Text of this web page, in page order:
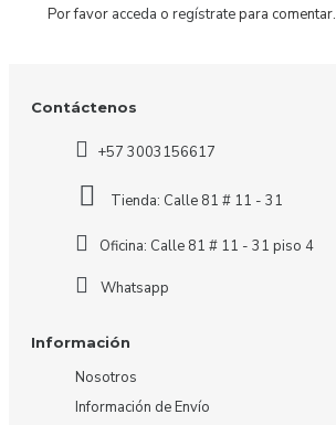
Por favor acceda o regístratepara comentar.
Contáctenos
+57 3003156617
Tienda: Calle 81 # 11 - 31
Oficina: Calle 81 # 11 - 31 piso 4
Whatsapp
Información
Nosotros
Información de Envío